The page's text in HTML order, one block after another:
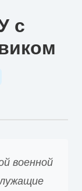
с
военной